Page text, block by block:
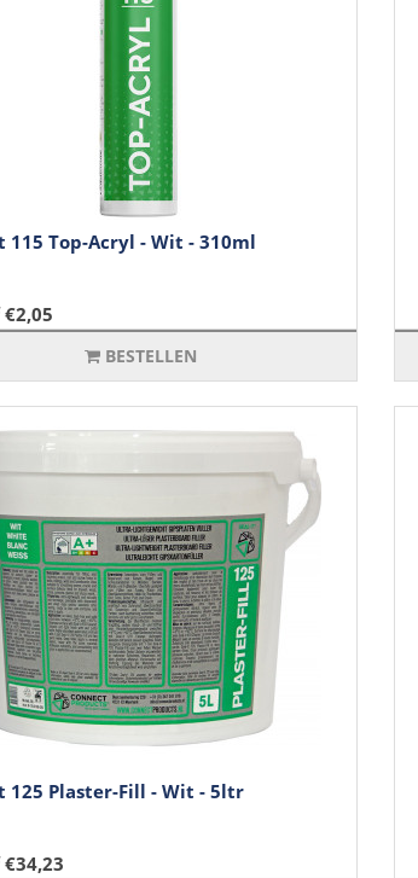
115 Top-Acryl - Wit - 310ml
BESTELLEN
125 Plaster-Fill - Wit - 5ltr